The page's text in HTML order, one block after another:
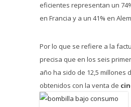
eficientes representan un
en Francia y a un 41% en
Por lo que se refiere a la
precisa que en los seis
año ha sido de 12,5 millones
obtenidos con la venta de